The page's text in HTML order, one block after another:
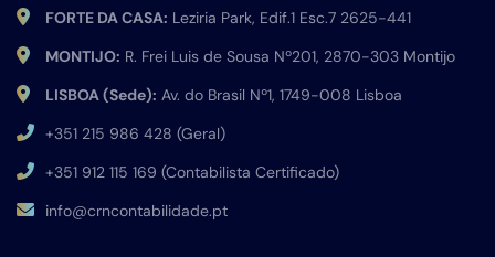
FORTE DA CASA: Leziria Park, Edif.1 Esc.7 2625-441
MONTIJO: R. Frei Luis de Sousa Nº201, 2870-303 Montijo
LISBOA (Sede): Av. do Brasil Nº1, 1749-008 Lisboa
+351 215 986 428 (Geral)
+351 912 115 169 (Contabilista Certificado)
info@crncontabilidade.pt